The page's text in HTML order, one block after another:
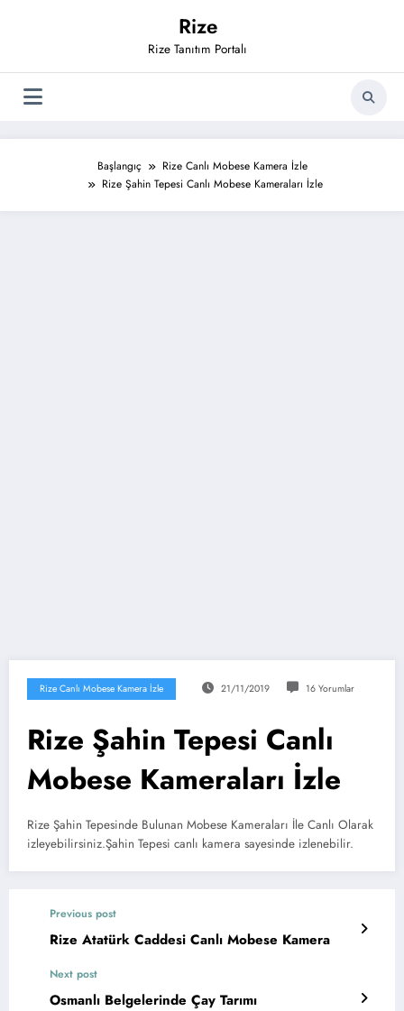
Rize
Rize Tanıtım Portalı
Başlangıç
Rize Canlı Mobese Kamera İzle
Rize Şahin Tepesi Canlı Mobese Kameraları İzle
Rize Canlı Mobese Kamera İzle 21/11/2019 16 Yorumlar
Rize Şahin Tepesi Canlı
Mobese Kameraları İzle
Rize Şahin Tepesinde Bulunan Mobese Kameraları İle Canlı Olarak
izleyebilirsiniz.Şahin Tepesi canlı kamera sayesinde izlenebilir.
Previous post
Rize Atatürk Caddesi Canlı Mobese Kamera
Next post
Osmanlı Belgelerinde Çay Tarımı